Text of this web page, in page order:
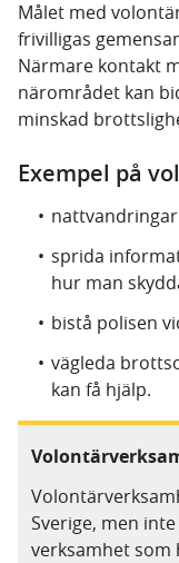
Målet med
frivilligas
Närmare kontakt
närområdet kan
minskad
Exempel på
sprida
hur man
bistå polisen
vägleda
kan få hjälp.
Sverige, men
verksamhet som